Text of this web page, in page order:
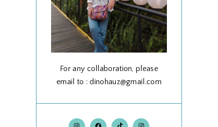
For any collaboration, please
email to : dinohauz@gmail.com